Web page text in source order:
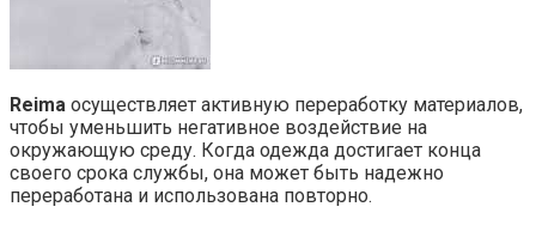
Reima осуществляет активную переработку материалов,
чтобы уменьшить негативное воздействие на
окружающую среду. Когда одежда достигает конца
своего срока службы, она может быть надежно
переработана и использована повторно.